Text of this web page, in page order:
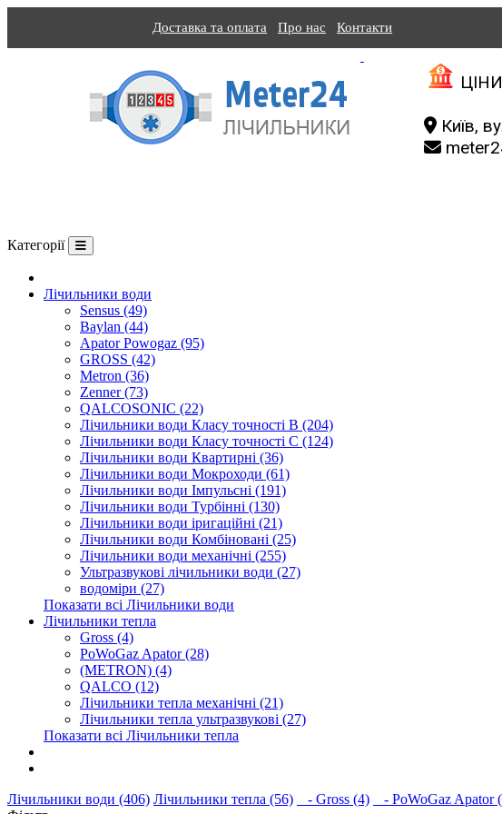
Доставка та оплата Про нас Контакти
Київ,
Категорії
Лічильники води
Sensus (49)
Baylan (44)
Apator Powogaz (95)
GROSS (42)
Metron (36)
Zenner (73)
QALCOSONIC (22)
Лічильники води Класу точності В (204)
Лічильники води Класу точності С (124)
Лічильники води Квартирні (36)
Лічильники води Мокроходи (61)
Лічильники води Імпульсні (191)
Лічильники води Турбінні (130)
Лічильники води іригаційні (21)
Лічильники води Комбіновані (25)
Лічильники води механічні (255)
Ультразвукові лічильники води (27)
водоміри (27)
Показати всі Лічильники води
Лічильники тепла
Gross (4)
PoWoGaz Apator (28)
(METRON) (4)
QALCO (12)
Лічильники тепла механічні (21)
Лічильники тепла ультразвукові (27)
Показати всі Лічильники тепла
Лічильники води (406) Лічильники тепла (56) - Gross (4) - PoWoGaz Apator